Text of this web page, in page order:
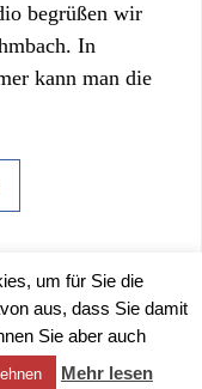
begrüßen wir
In
kann man die
um für Sie die
aus, dass Sie damit
Sie aber auch
Mehr lesen